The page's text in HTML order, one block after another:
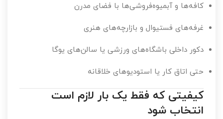
کافه‌ها و آبمیوه‌فروشی‌ها با فضای مدرن
غرفه‌های فستیوال و بازارچه‌های هنری
دکور داخلی باشگاه‌های ورزشی یا سالن‌های یوگا
حتی اتاق کار یا استودیوهای خلاقانه
کیفیتی که فقط یک بار لازم است
انتخاب شود